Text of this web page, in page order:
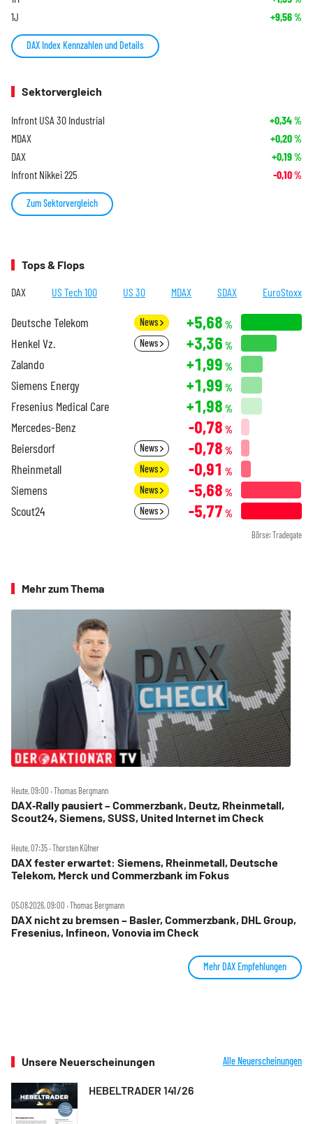
1J +9,56%
DAX Index Kennzahlen und Details
Sektorvergleich
Infront USA 30 Industrial +0,34%
MDAX +0,20%
DAX +0,19%
Infront Nikkei 225 -0,10%
Zum Sektorvergleich
Tops & Flops
DAX US Tech 100 US 30 MDAX SDAX EuroStoxx
Deutsche Telekom News +5,68 %
Henkel Vz. News +3,36 %
Zalando +1,99 %
Siemens Energy +1,99 %
Fresenius Medical Care +1,98 %
Mercedes-Benz -0,78 %
Beiersdorf News -0,78 %
Rheinmetall News -0,91 %
Siemens News -5,68 %
Scout24 News -5,77 %
Börse: Tradegate
Mehr zum Thema
Heute, 09:00 ‧ Thomas Bergmann
DAX‑Rally pausiert – Commerzbank, Deutz, Rheinmetall,
Scout24, Siemens, SUSS, United Internet im Check
Heute, 07:35 ‧ Thorsten Küfner
DAX fester erwartet: Siemens, Rheinmetall, Deutsche
Telekom, Merck und Commerzbank im Fokus
05.08.2026, 09:00 ‧ Thomas Bergmann
DAX nicht zu bremsen – Basler, Commerzbank, DHL Group,
Fresenius, Infineon, Vonovia im Check
Mehr DAX Empfehlungen
Unsere Neuerscheinungen Alle Neuerscheinungen
HEBELTRADER 141/26